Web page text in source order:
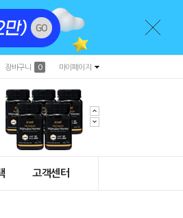
장바구니 0 마이페이지
고객센터